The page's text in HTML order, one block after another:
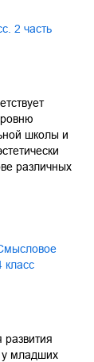
2 часть
школы и
различных
класс
у младших